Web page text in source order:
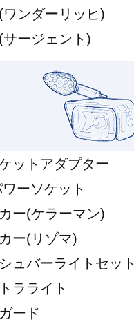
ワンダーリッヒ)
サージェント)
ットアダプター
ーソケット
ー(ケラーマン)
ー(リゾマ)
ュバーライトセット
ラライト
ード